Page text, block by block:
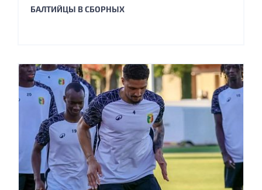
БАЛТИЙЦЫ В СБОРНЫХ